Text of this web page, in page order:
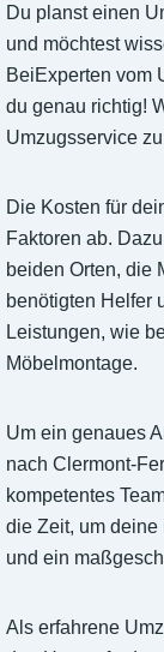
Du planst einen
und möchtest
BeiExperten vom
du genau richtig!
Umzugsservice
Die Kosten für
Faktoren ab.
beiden Orten, die
benötigten Helfer
Leistungen, wie
Möbelmontage.
Um ein genaues
nach Clermont-
kompetentes
die Zeit, um
und ein
Als erfahrene